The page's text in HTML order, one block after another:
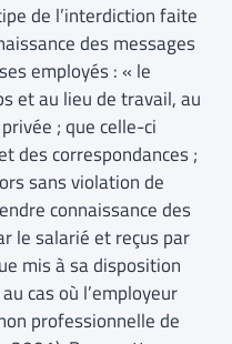
de l’interdiction faite
des messages
employés : « le
et au lieu de travail, au
; que celle-ci
des correspondances ;
sans violation de
connaissance des
le salarié et reçus par
mis à sa disposition
cas où l’employeur
professionnelle de